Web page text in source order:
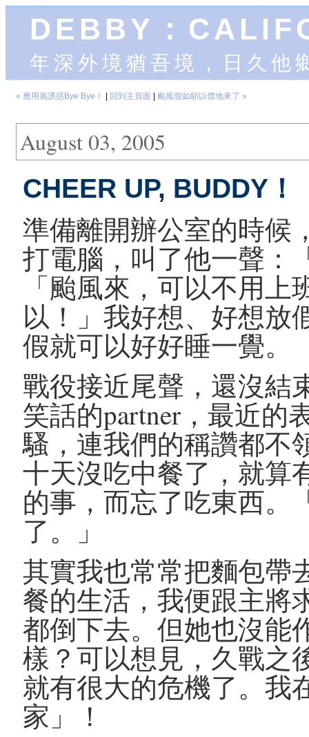
DEBBY：
年深外境猶吾境，日久
« 應用展誘惑Bye Bye！ 回到主頁面 颱風假如願以償地來了 »
August 03, 2005
CHEER UP, BUDDY！
準備離開辦公室的時候
打電腦，叫了他一聲：
「颱風來，可以不用
以！」我好想、好想放
假就可以好好睡一覺。
戰役接近尾聲，還沒結
笑話的partner，最近的
騷，連我們的稱讚都不
十天沒吃中餐了，就算
的事，而忘了吃東西。
了。」
其實我也常常把麵包帶
餐的生活，我便跟主將
都倒下去。但她也沒能
樣？可以想見，久戰之
就有很大的危機了。我
家」！